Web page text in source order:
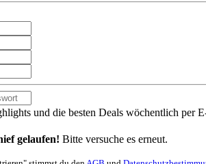
und die besten Deals wöchentlich per
gelaufen! Bitte versuche es erneut.